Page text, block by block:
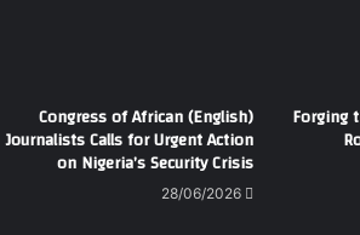
(English)
(English) Congress of African
Journalists Calls for Urgent Action
on Nigeria’s Security Crisis
28/06/2026